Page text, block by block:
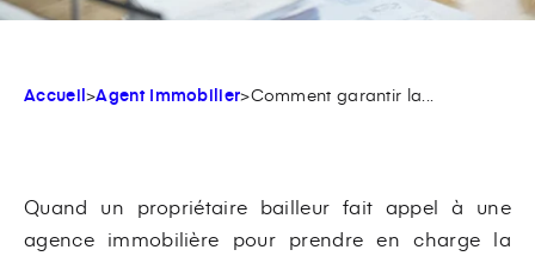
Accueil>Agent Immobilier>Comment garantir la...
Quand un propriétaire bailleur fait appel à une
agence immobilière pour prendre en charge la